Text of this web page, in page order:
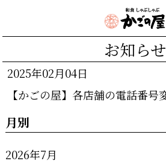
お知らせ
2025年02月04日
【かごの屋】各店舗の電話番号
月別
2026年7月